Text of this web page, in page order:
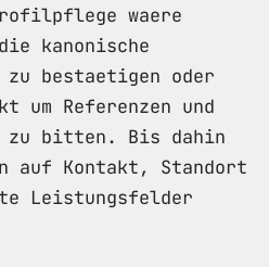
waere
kanonische
zu bestaetigen oder
um Referenzen und
zu bitten. Bis dahin
auf Kontakt, Standort
Leistungsfelder